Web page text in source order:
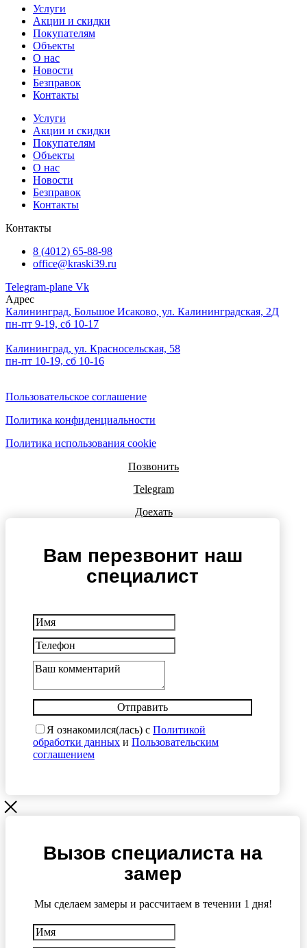
Услуги
Акции и скидки
Покупателям
Объекты
О нас
Новости
Безправок
Контакты
Услуги
Акции и скидки
Покупателям
Объекты
О нас
Новости
Безправок
Контакты
Контакты
8 (4012) 65-88-98
office@kraski39.ru
Telegram-plane Vk
Адрес
Калининград, Большое Исаково, ул. Калининградская, 2Д
пн-пт 9-19, сб 10-17
Калининград, ул. Красносельская, 58
пн-пт 10-19, сб 10-16
Пользовательское соглашение
Политика конфиденциальности
Политика использования cookie
Позвонить
Telegram
Доехать
Вам перезвонит наш
специалист
Отправить
Я ознакомился(лась) с Политикой
обработки данных и Пользовательским
соглашением
Вызов специалиста на
замер
Мы сделаем замеры и рассчитаем в течении 1 дня!